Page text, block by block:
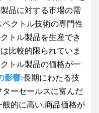
品に対する市場の需
クトル技術の専門性
トル製品を生産でき
比較的限られていま
トル製品の価格が一
影響:長期にわたる技
ーセールスに富んだ
的に高い.商品価格が